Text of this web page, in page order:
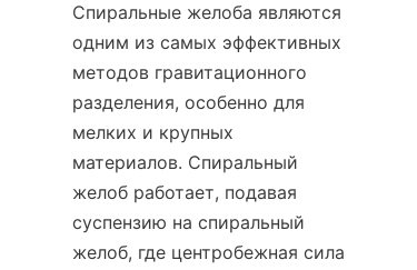
Спиральные желоба являются
одним из самых эффективных
методов гравитационного
разделения, особенно для
мелких и крупных
материалов. Спиральный
желоб работает, подавая
суспензию на спиральный
желоб, где центробежная сила